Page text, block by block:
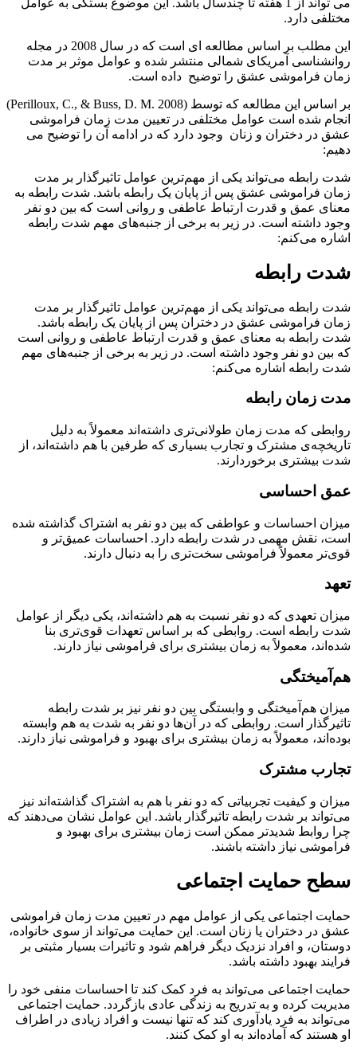
مختلفی دارد.
این مطلب بر اساس مطالعه ای است که در سال 2008 در مجله
روانشناسی آمریکای شمالی منتشر شده و عوامل موثر بر مدت
زمان فراموشی عشق را توضیح داده است.
بر اساس این مطالعه که توسط (Perilloux, C., & Buss, D. M. 2008)
انجام شده است عوامل مختلفی در تعیین مدت زمان فراموشی
عشق در دختران و زنان وجود دارد که در ادامه آن را توضیح می
دهیم:
شدت رابطه می‌تواند یکی از مهم‌ترین عوامل تاثیرگذار بر مدت
زمان فراموشی عشق پس از پایان یک رابطه باشد. شدت رابطه به
معنای عمق و قدرت ارتباط عاطفی و روانی است که بین دو نفر
وجود داشته است. در زیر به برخی از جنبه‌های مهم شدت رابطه
اشاره می‌کنم:
شدت رابطه
شدت رابطه می‌تواند یکی از مهم‌ترین عوامل تاثیرگذار بر مدت
زمان فراموشی عشق در دختران پس از پایان یک رابطه باشد.
شدت رابطه به معنای عمق و قدرت ارتباط عاطفی و روانی است
که بین دو نفر وجود داشته است. در زیر به برخی از جنبه‌های مهم
شدت رابطه اشاره می‌کنم:
مدت زمان رابطه
روابطی که مدت زمان طولانی‌تری داشته‌اند معمولاً به دلیل
تاریخچه‌ی مشترک و تجارب بسیاری که طرفین با هم داشته‌اند، از
شدت بیشتری برخوردارند.
عمق احساسی
میزان احساسات و عواطفی که بین دو نفر به اشتراک گذاشته شده
است، نقش مهمی در شدت رابطه دارد. احساسات عمیق‌تر و
قوی‌تر معمولاً فراموشی سخت‌تری را به دنبال دارند.
تعهد
میزان تعهدی که دو نفر نسبت به هم داشته‌اند، یکی دیگر از عوامل
شدت رابطه است. روابطی که بر اساس تعهدات قوی‌تری بنا
شده‌اند، معمولاً به زمان بیشتری برای فراموشی نیاز دارند.
هم‌آمیختگی
میزان هم‌آمیختگی و وابستگی بین دو نفر نیز بر شدت رابطه
تاثیرگذار است. روابطی که در آن‌ها دو نفر به شدت به هم وابسته
بوده‌اند، معمولاً به زمان بیشتری برای بهبود و فراموشی نیاز دارند.
تجارب مشترک
میزان و کیفیت تجربیاتی که دو نفر با هم به اشتراک گذاشته‌اند نیز
می‌تواند بر شدت رابطه تاثیرگذار باشد. این عوامل نشان می‌دهند که
چرا روابط شدیدتر ممکن است زمان بیشتری برای بهبود و
فراموشی نیاز داشته باشند.
سطح حمایت اجتماعی
حمایت اجتماعی یکی از عوامل مهم در تعیین مدت زمان فراموشی
عشق در دختران یا زنان است. این حمایت می‌تواند از سوی خانواده،
دوستان، و افراد نزدیک دیگر فراهم شود و تاثیرات بسیار مثبتی بر
فرایند بهبود داشته باشد.
حمایت اجتماعی می‌تواند به فرد کمک کند تا احساسات منفی خود را
مدیریت کرده و به تدریج به زندگی عادی بازگردد. حمایت اجتماعی
می‌تواند به فرد یادآوری کند که تنها نیست و افراد زیادی در اطراف
او هستند که آماده‌اند به او کمک کنند.